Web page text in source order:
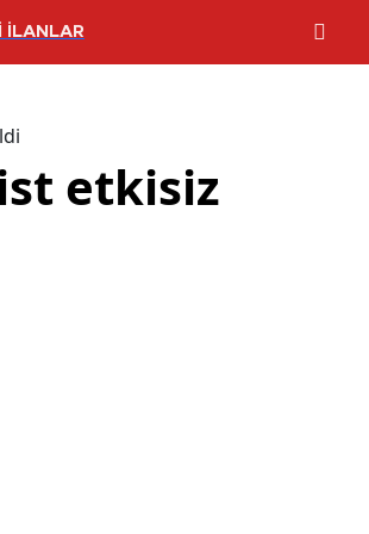
İLANLAR
etkisiz